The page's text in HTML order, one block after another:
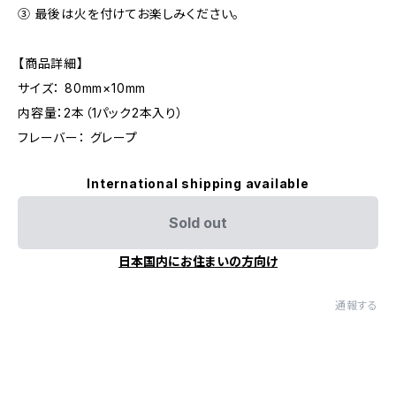
③ 最後は火を付けてお楽しみください。
【商品詳細】
サイズ： 80mm×10mm
内容量：2本（1パック2本入り）
フレーバー： グレープ
International shipping available
Sold out
日本国内にお住まいの方向け
通報する